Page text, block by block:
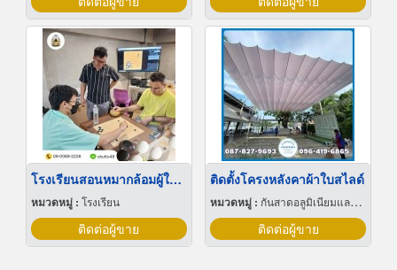
โรงเรียนสอนหมากล้อมผู้ใหญ่
หมวดหมู่ : โรงเรียน
ติดต่อผู้ขาย
ติดตั้งโครงหลังคาผ้าใบสไลด์
หมวดหมู่ : กันสาดอลูมิเนียมและผ้าใบ
ติดต่อผู้ขาย